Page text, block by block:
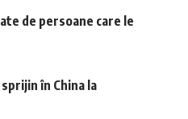
de persoane care le
în China la